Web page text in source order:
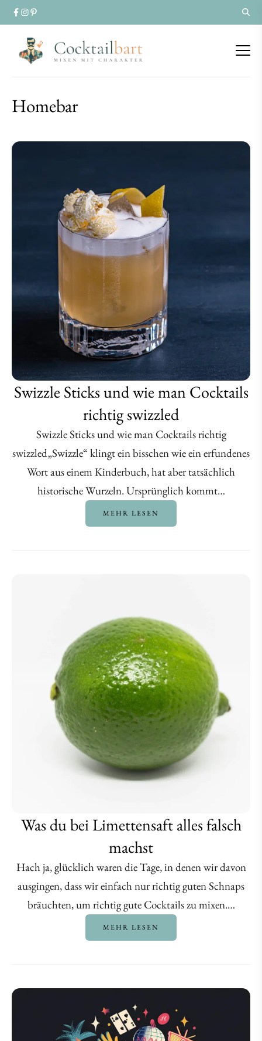
Homebar
Homebar
Homebar
Swizzle Sticks und wie man Cocktails
richtig swizzled
Swizzle Sticks und wie man Cocktails richtig
swizzled„Swizzle“ klingt ein bisschen wie ein erfundenes
Wort aus einem Kinderbuch, hat aber tatsächlich
historische Wurzeln. Ursprünglich kommt…
MEHR LESEN
Was du bei Limettensaft alles falsch
machst
Hach ja, glücklich waren die Tage, in denen wir davon
ausgingen, dass wir einfach nur richtig guten Schnaps
bräuchten, um richtig gute Cocktails zu mixen.…
MEHR LESEN